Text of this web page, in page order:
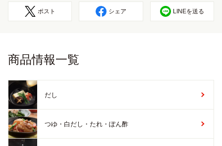
ポスト シェア LINEを送る
商品情報一覧
だし
つゆ・白だし・たれ・ぽん酢